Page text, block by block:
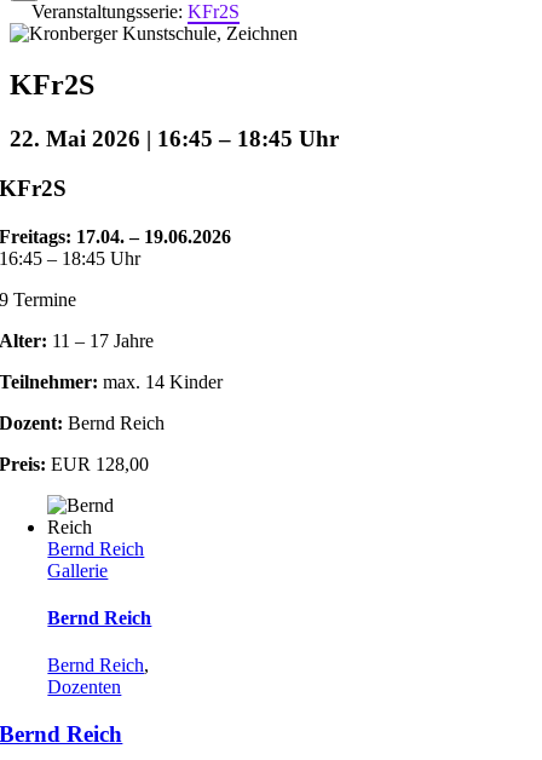
Veranstaltungsserie: KFr2S
KFr2S
22. Mai 2026 | 16:45 – 18:45
KFr2S
Freitags: 17.04. – 19.06.2026
16:45 – 18:45 Uhr
9 Termine
Alter: 11 – 17 Jahre
Teilnehmer: max. 14 Kinder
Dozent: Bernd Reich
Preis: EUR 128,00
Bernd Reich
Gallerie
Bernd Reich
Bernd Reich,
Dozenten
Bernd Reich